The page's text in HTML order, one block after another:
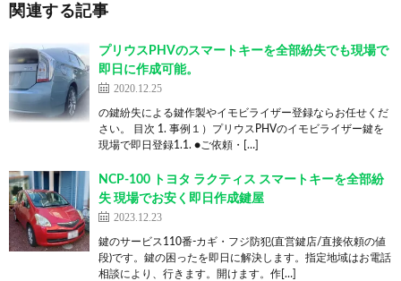
関連する記事
プリウスPHVのスマートキーを全部紛失でも現場で
即日に作成可能。
2020.12.25
の鍵紛失による鍵作製やイモビライザー登録ならお任せくだ
さい。 目次 1. 事例１）プリウスPHVのイモビライザー鍵を
現場で即日登録1.1. ●ご依頼・[…]
NCP-100 トヨタ ラクティス スマートキーを全部紛
失 現場でお安く即日作成鍵屋
2023.12.23
鍵のサービス110番-カギ・フジ防犯(直営鍵店/直接依頼の値
段)です。鍵の困ったを即日に解決します。指定地域はお電話
相談により、行きます。開けます。作[…]